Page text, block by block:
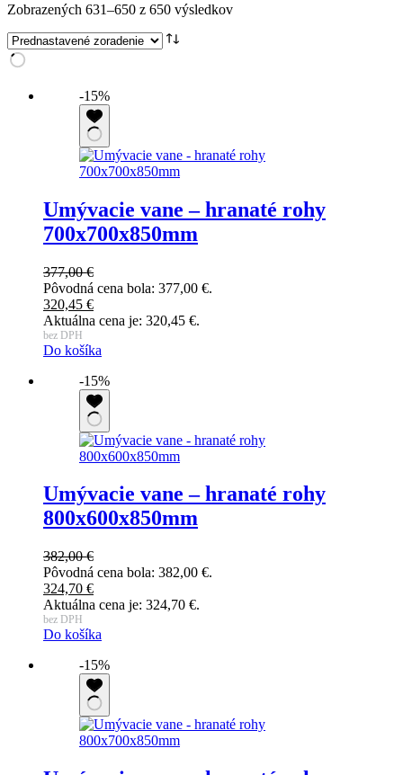
Zobrazených 631–650 z 650 výsledkov
-15%
Umývacie vane – hranaté rohy
700x700x850mm
377,00€
Pôvodná cena bola: 377,00 €.
320,45 €
Aktuálna cena je: 320,45 €.
bez DPH
Do košíka
-15%
Umývacie vane – hranaté rohy
800x600x850mm
382,00€
Pôvodná cena bola: 382,00 €.
324,70 €
Aktuálna cena je: 324,70 €.
bez DPH
Do košíka
-15%